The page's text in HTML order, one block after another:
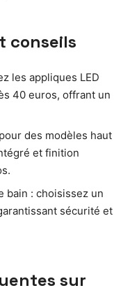
conseils
les appliques LED
40 euros, offrant un
des modèles haut
et finition
bain : choisissez un
sécurité et
sur